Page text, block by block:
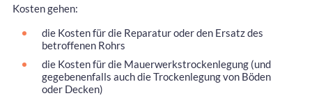
Kosten gehen:
die Kosten für die Reparatur oder den Ersatz des
betroffenen Rohrs
die Kosten für die Mauerwerkstrockenlegung (und
gegebenenfalls auch die Trockenlegung von Böden
oder Decken)